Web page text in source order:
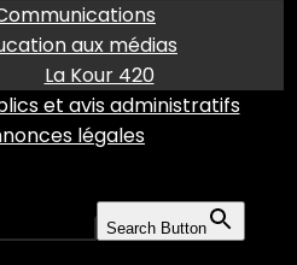
aux médias
La Kour 420
et avis administratifs
légales
Search Button